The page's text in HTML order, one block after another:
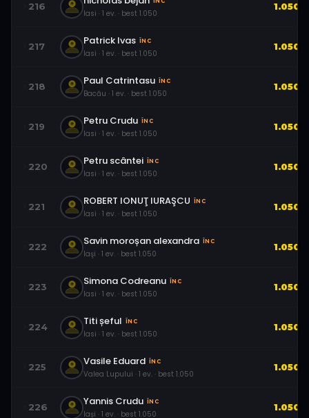
216
Iasi · 1 ev. · best 1.050
1.050
217 Patrick Ivas ÎNC
Iasi · 1 ev. · best 1.050
1.050
218 Paul Catrintasu ÎNC
Bacău · 1 ev. · best 1.050
1.050
219 Petru Crudu ÎNC
Iasi · 1 ev. · best 1.050
1.050
220 Petru scântei ÎNC
Iasi · 1 ev. · best 1.050
1.050
221 ROBERT IONUŢ IURAŞCU ÎNC
Iasi · 1 ev. · best 1.050
1.050
222 Savin moroșan alexandra ÎNC
Iaşi · 1 ev. · best 1.050
1.050
223 Simona Codreanu ÎNC
Iasi · 1 ev. · best 1.050
1.050
224 Titi șeful ÎNC
Iasi · 1 ev. · best 1.050
1.050
225 Vasile Eduard ÎNC
Valea Lupului · 1 ev. · best 1.050
1.050
226 Yannis Crudu ÎNC
Iași · 1 ev. · best 1.050
1.050